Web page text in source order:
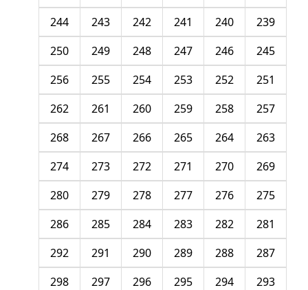
239
240
241
242
243
244
245
246
247
248
249
250
251
252
253
254
255
256
257
258
259
260
261
262
263
264
265
266
267
268
269
270
271
272
273
274
275
276
277
278
279
280
281
282
283
284
285
286
287
288
289
290
291
292
293
294
295
296
297
298